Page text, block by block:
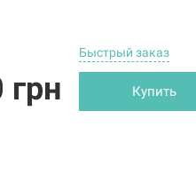
грн Купить
Быстрый заказ